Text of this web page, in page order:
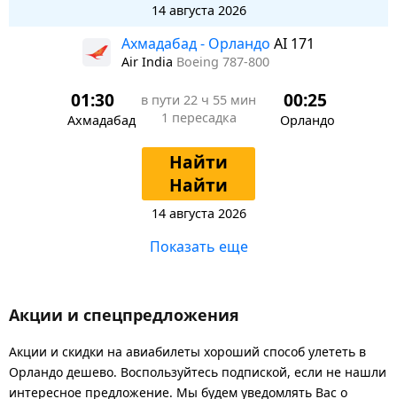
14 августа 2026
Ахмадабад - Орландо AI 171
Air India Boeing 787-800
01:30
Ахмадабад
в пути 22 ч 55 мин
1 пересадка
00:25
Орландо
Найти
Найти
14 августа 2026
Показать еще
Акции и спецпредложения
Акции и скидки на авиабилеты хороший способ улететь в
Орландо дешево. Воспользуйтесь подпиской, если не нашли
интересное предложение. Мы будем уведомлять Вас о